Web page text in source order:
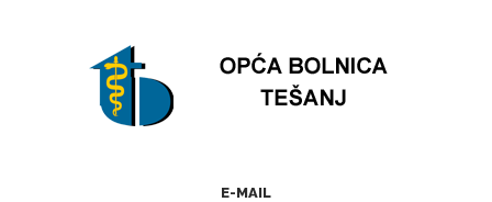
E-MAIL